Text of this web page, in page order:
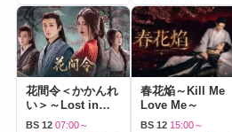
花間令＜かかんれ
い＞～Lost in
Love～
BS 12 07:00～
春花焔～Kill Me
Love Me～
BS 12 15:00～